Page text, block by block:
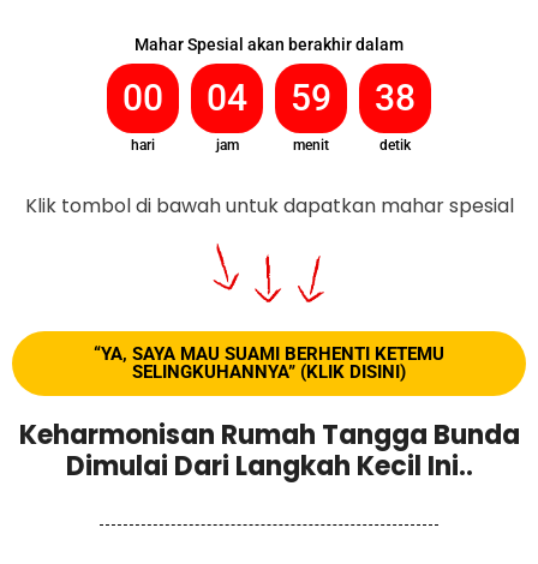
Mahar Spesial akan berakhir dalam
00
hari
04
jam
59
menit
37
detik
Klik tombol di bawah untuk dapatkan mahar spesial
“YA, SAYA MAU SUAMI BERHENTI KETEMU
SELINGKUHANNYA” (KLIK DISINI)
Keharmonisan Rumah Tangga Bunda
Dimulai Dari Langkah Kecil Ini..